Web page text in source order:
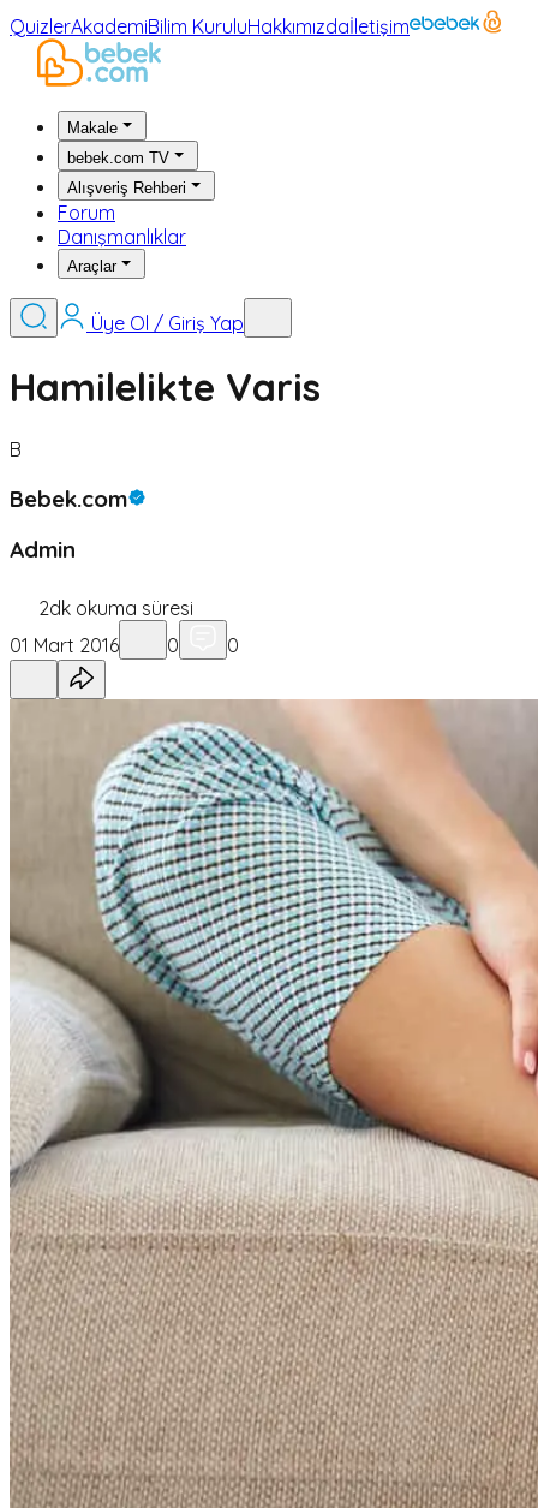
QuizlerAkademiBilim KuruluHakkımızdaİletişim
Makale
bebek.com TV
Alışveriş Rehberi
Forum
Danışmanlıklar
Araçlar
Üye Ol / Giriş Yap
Hamilelikte Varis
B
Bebek.com
Admin
2dk okuma süresi
01 Mart 2016
0 0